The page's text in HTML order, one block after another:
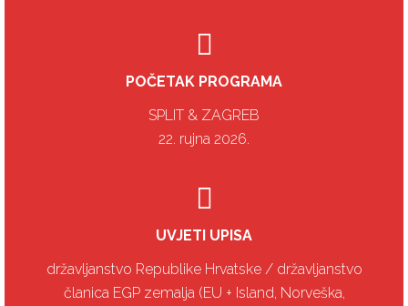
POČETAK PROGRAMA
SPLIT & ZAGREB
22. rujna 2026.
UVJETI UPISA
državljanstvo Republike Hrvatske / državljanstvo
članica EGP zemalja (EU + Island, Norveška,